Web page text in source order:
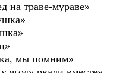
на траве-мураве»
мы помним»